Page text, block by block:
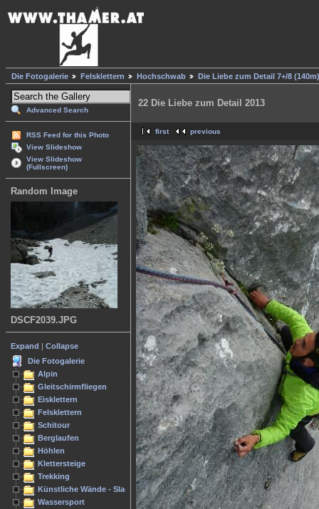
Die Fotogalerie Felsklettern Hochschwab Die Liebe zum Detail 7+/8 (140m)
Advanced Search
RSS Feed for this Photo
View Slideshow
View Slideshow
(Fullscreen)
Random Image
DSCF2039.JPG
Expand
Collapse
Die Fotogalerie
Alpin
Gleitschirmfliegen
Eisklettern
Felsklettern
Schitour
Berglaufen
Höhlen
Klettersteige
Trekking
Künstliche Wände - Slacken
Wassersport
22 Die Liebe zum Detail 2013
first previous